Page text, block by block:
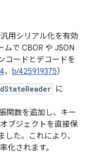
用シリアル化を有効
で CBOR や JSON
コードとデコードを
、 b/425919375）
に
関数を追加し、キー
ブジェクトを直接保
た。これにより、
化されます。